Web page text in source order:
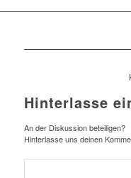
Hinterlasse
An der Diskussion beteiligen?
Hinterlasse uns deinen